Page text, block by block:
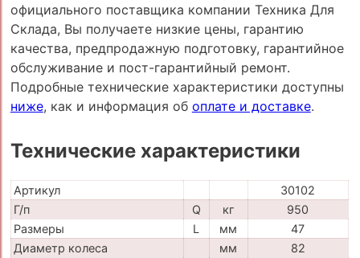
официального поставщика компании Техника Для
Склада, Вы получаете низкие цены, гарантию
качества, предпродажную подготовку, гарантийное
обслуживание и пост-гарантийный ремонт.
Подробные технические характеристики доступны
ниже, как и информация об оплате и доставке.
Технические характеристики
Артикул
30102
Г/п
Q кг
950
Размеры
L мм
47
Диаметр колеса
мм
82